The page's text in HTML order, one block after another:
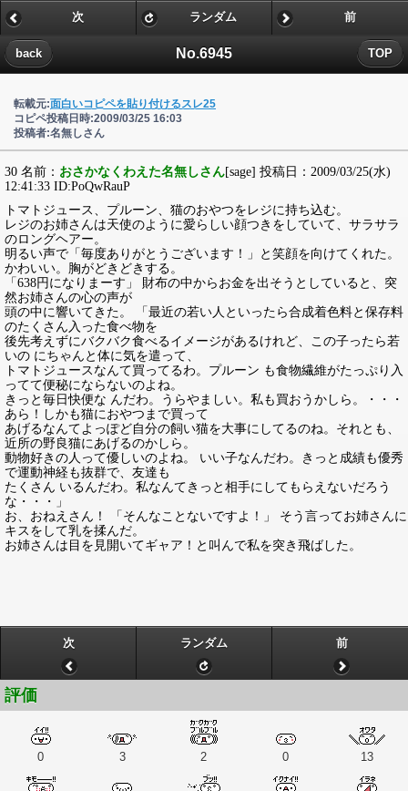
No.6945
back TOP
次 ランダム 前
転載元:面白いコピペを貼り付けるスレ25
コピペ投稿日時:2009/03/25 16:03
投稿者:名無しさん
30 名前： おさかなくわえた名無しさん[sage] 投稿日：2009/03/25(水)
12:41:33 ID:PoQwRauP
トマトジュース、プルーン、猫のおやつをレジに持ち込む。
レジのお姉さんは天使のように愛らしい顔つきをしていて、サラサラ
のロングヘアー。
明るい声で「毎度ありがとうございます！」と笑顔を向けてくれた。
かわいい。胸がどきどきする。
「638円になりまーす」 財布の中からお金を出そうとしていると、突
然お姉さんの心の声が
頭の中に響いてきた。 「最近の若い人といったら合成着色料と保存料
のたくさん入った食べ物を
後先考えずにバクバク食べるイメージがあるけれど、この子ったら若
いの にちゃんと体に気を遣って、
トマトジュースなんて買ってるわ。プルーン も食物繊維がたっぷり入
ってて便秘にならないのよね。
きっと毎日快便な んだわ。うらやましい。私も買おうかしら。・・・
あら！しかも猫におやつまで買って
あげるなんてよっぽど自分の飼い猫を大事にしてるのね。それとも、
近所の野良猫にあげるのかしら。
動物好きの人って優しいのよね。 いい子なんだわ。きっと成績も優秀
で運動神経も抜群で、友達も
たくさん いるんだわ。私なんてきっと相手にしてもらえないだろう
な・・・」
お、おねえさん！ 「そんなことないですよ！」 そう言ってお姉さんに
キスをして乳を揉んだ。
お姉さんは目を見開いてギャア！と叫んで私を突き飛ばした。
次 ランダム 前
評価
0 3 2 0 13